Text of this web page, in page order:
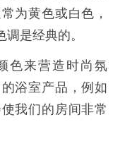
为黄色或白色，
是经典的。
色来营造时尚氛
浴室产品，例如
我们的房间非常